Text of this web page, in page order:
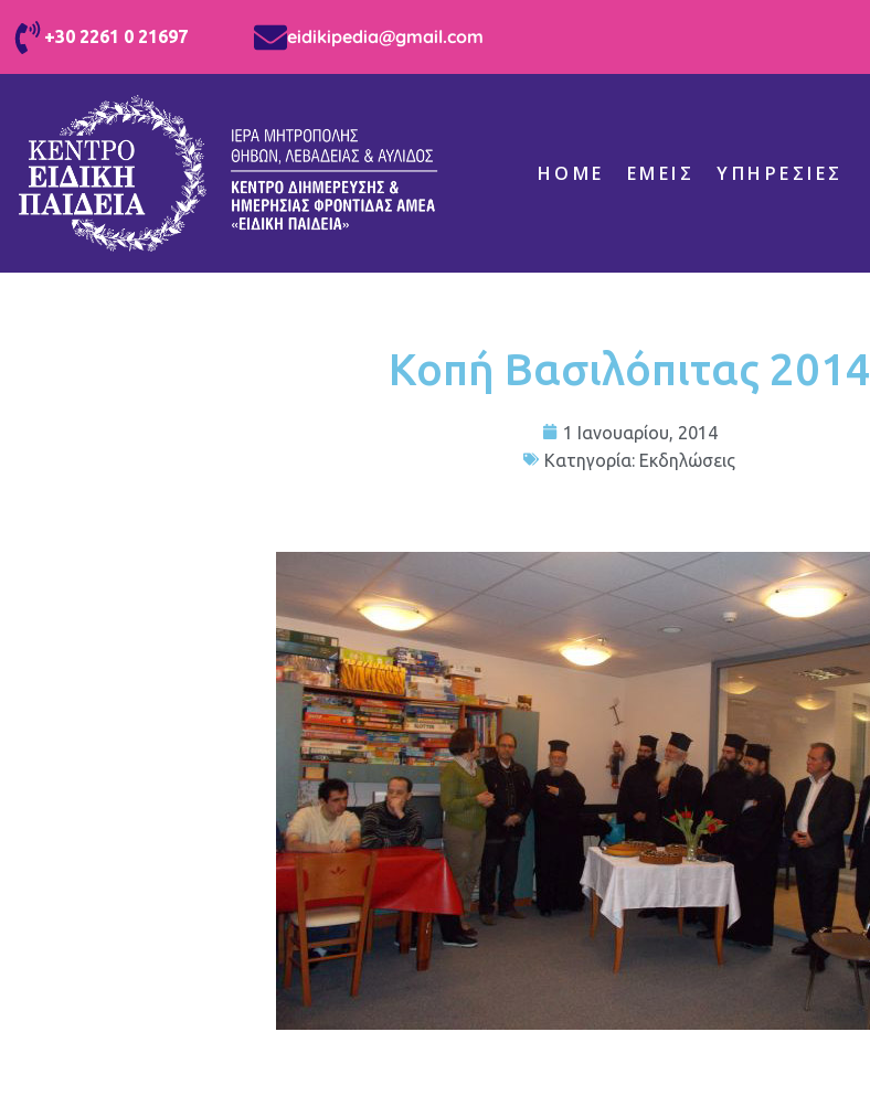
+30 2261 0 21697 eidikipedia@gmail.com
HOME ΕΜΕΊΣ ΥΠΗΡΕΣΊΕΣ
Κοπή Βασιλόπιτας 2014
1 Ιανουαρίου, 2014
Κατηγορία: Εκδηλώσεις